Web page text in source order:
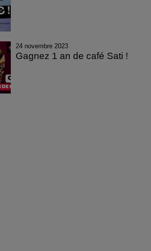
24 novembre 2023
Gagnez 1 an de café Sati !